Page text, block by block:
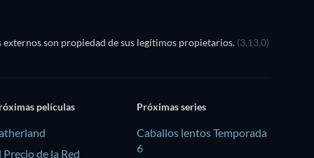
son propiedad de sus legítimos propietarios. (3.13.0)
películas
Precio de la Red
Próximas series
Caballos lentos Temporada
6